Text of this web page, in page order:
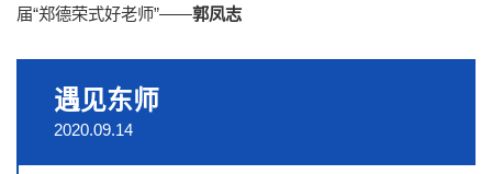
遇见东师
2020.09.14
届“郑德荣式好老师”——郭凤志